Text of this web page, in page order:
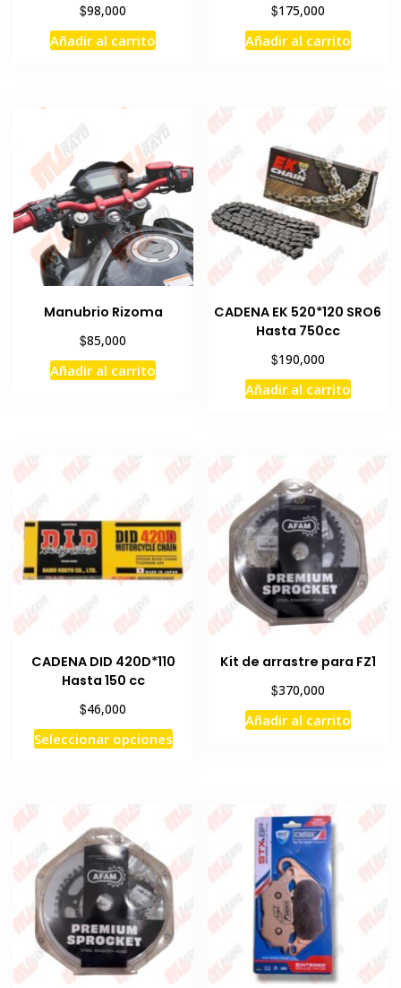
$98,000
Añadir al carrito
$175,000
Añadir al carrito
Manubrio Rizoma
$85,000
Añadir al carrito
CADENA EK 520*120 SRO6
Hasta 750cc
$190,000
Añadir al carrito
CADENA DID 420D*110
Hasta 150 cc
$46,000
Seleccionar opcionesEste
producto
variantes.
opciones
se
pueden
elegir
en
la
Kit de arrastre para FZ1
$370,000
Añadir al carrito